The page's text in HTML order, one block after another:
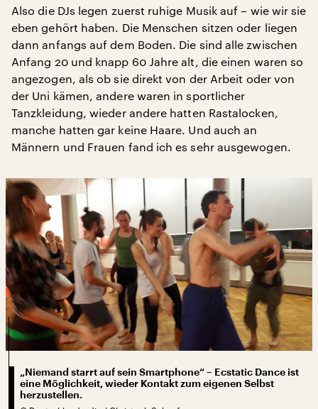
Also die DJs legen zuerst ruhige Musik auf – wie wir sie
eben gehört haben. Die Menschen sitzen oder liegen
dann anfangs auf dem Boden. Die sind alle zwischen
Anfang 20 und knapp 60 Jahre alt, die einen waren so
angezogen, als ob sie direkt von der Arbeit oder von
der Uni kämen, andere waren in sportlicher
Tanzkleidung, wieder andere hatten Rastalocken,
manche hatten gar keine Haare. Und auch an
Männern und Frauen fand ich es sehr ausgewogen.
„Niemand starrt auf sein Smartphone“ – Ecstatic Dance ist
eine Möglichkeit, wieder Kontakt zum eigenen Selbst
herzustellen.